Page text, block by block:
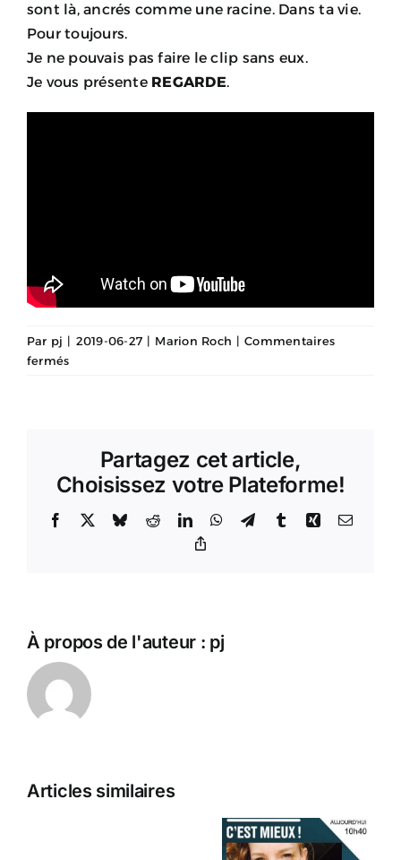
sont là, ancrés comme une racine. Dans ta vie.
Pour toujours.
Je ne pouvais pas faire le clip sans eux.
Je vous présente REGARDE.
Par pj | 2019-06-27 | Marion Roch | Commentaires
ferméssur
Partagez cet article,
Choisissez votre Plateforme!
Facebook BlueskyRedditLinkedInWhatsApp
TelegramTumblrXing Email
À propos de l'auteur : pj
Articles similaires